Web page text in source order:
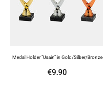
Medal Holder "Usain" in Gold/Silber/Bronze
€9.90